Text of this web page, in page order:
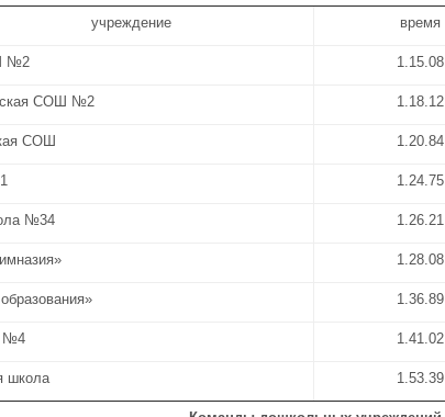
учреждение время
№2 1.15.08
СОШ №2 1.18.12
СОШ 1.20.84
1.24.75
№34 1.26.21
1.28.08
1.36.89
№4 1.41.02
школа 1.53.39